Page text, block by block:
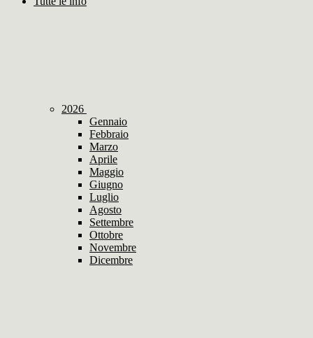
2026
Gennaio
Febbraio
Marzo
Aprile
Maggio
Giugno
Luglio
Agosto
Settembre
Ottobre
Novembre
Dicembre